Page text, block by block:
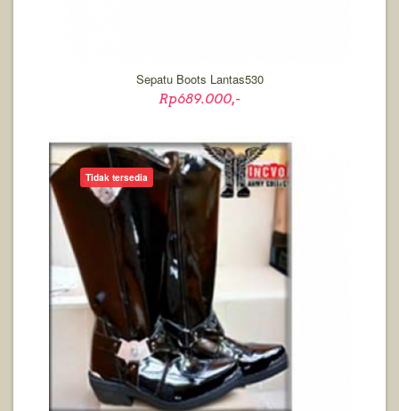
Sepatu Boots Lantas530
Rp689.000,-
Tidak tersedia